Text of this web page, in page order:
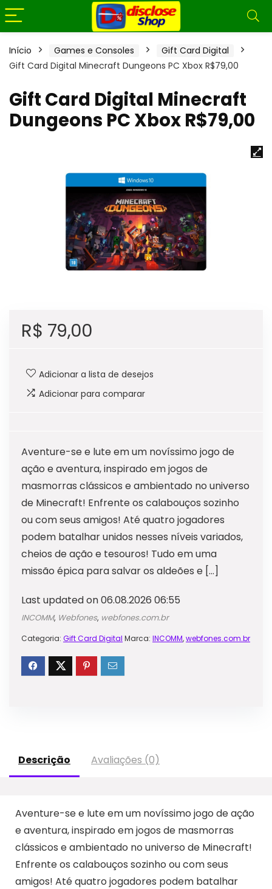
Início Games e Consoles
Gift Card Digital
Gift Card Digital Minecraft Dungeons PC Xbox R$79,00
Gift Card Digital Minecraft
Dungeons PC Xbox R$79,00
R$ 79,00
Adicionar a lista de desejos
Adicionar para comparar
Aventure-se e lute em um novíssimo jogo de
ação e aventura, inspirado em jogos de
masmorras clássicos e ambientado no universo
de Minecraft! Enfrente os calabouços sozinho
ou com seus amigos! Até quatro jogadores
podem batalhar unidos nesses níveis variados,
cheios de ação e tesouros! Tudo em uma
missão épica para salvar os aldeões e […]
Last updated on 06.08.2026 06:55
INCOMM, Webfones, webfones.com.br
Categoria: Gift Card Digital Marca: INCOMM,webfones.com.br
Descrição Avaliações (0)
Aventure-se e lute em um novíssimo jogo de ação
e aventura, inspirado em jogos de masmorras
clássicos e ambientado no universo de Minecraft!
Enfrente os calabouços sozinho ou com seus
amigos! Até quatro jogadores podem batalhar